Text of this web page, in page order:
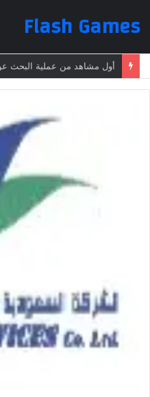
Flash Games